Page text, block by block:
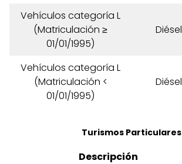
Vehículos categoría L
(Matriculación ≥
01/01/1995)
Diésel
Vehículos categoría L
(Matriculación <
01/01/1995)
Diésel
Turismos Particulares
Descripción